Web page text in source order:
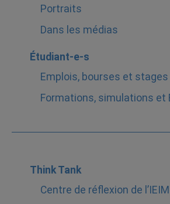
Portraits
Dans les médias
Étudiant-e-s
Emplois, bourses et stages
Formations, simulations et
Think Tank
Centre de réflexion de l’IEIM